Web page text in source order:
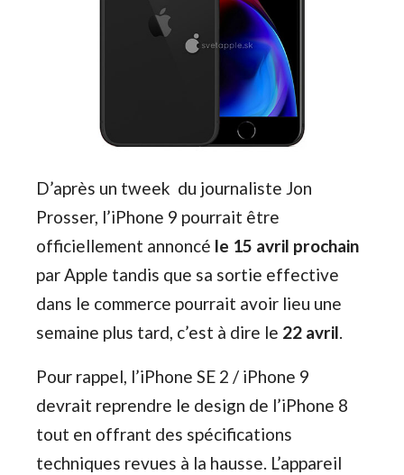
D’après un tweek du journaliste Jon
Prosser, l’iPhone 9 pourrait être
officiellement annoncé le 15 avril prochain
par Apple tandis que sa sortie effective
dans le commerce pourrait avoir lieu une
semaine plus tard, c’est à dire le 22 avril.
Pour rappel, l’iPhone SE 2 / iPhone 9
devrait reprendre le design de l’iPhone 8
tout en offrant des spécifications
techniques revues à la hausse. L’appareil